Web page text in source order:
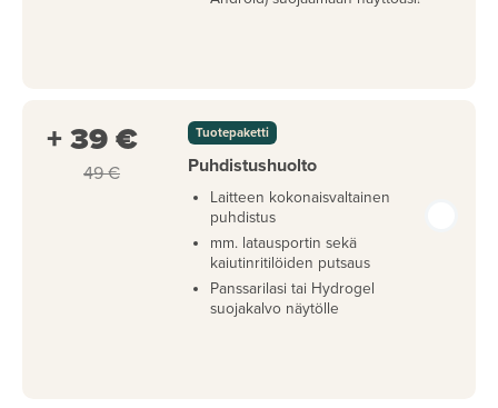
+ 39 €
49 €
Tuotepaketti
Puhdistushuolto
Laitteen kokonaisvaltainen
puhdistus
mm. latausportin sekä
kaiutinritilöiden putsaus
Panssarilasi tai Hydrogel
suojakalvo näytölle